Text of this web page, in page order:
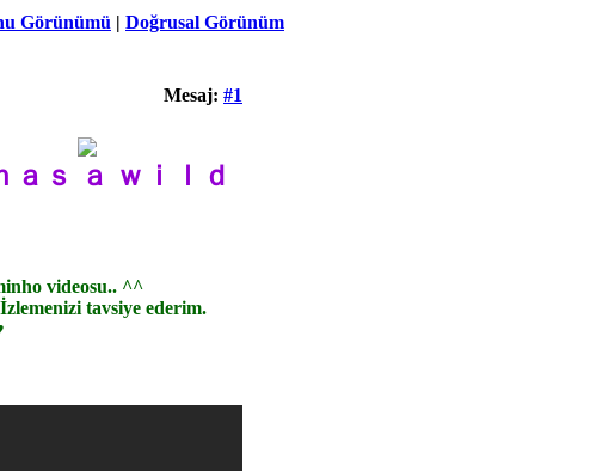
Görünümü | Doğrusal Görünüm
Mesaj: #1
ａｓ ａ ｗｉｌｄ
videosu.. ^^
tavsiye ederim.